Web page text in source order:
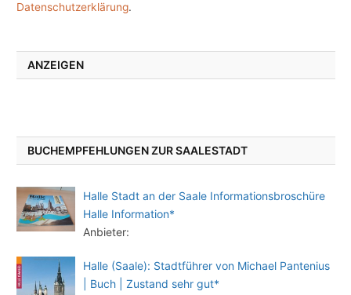
Datenschutzerklärung.
ANZEIGEN
BUCHEMPFEHLUNGEN ZUR SAALESTADT
Halle Stadt an der Saale Informationsbroschüre
Halle Information*
Anbieter:
Halle (Saale): Stadtführer von Michael Pantenius
| Buch | Zustand sehr gut*